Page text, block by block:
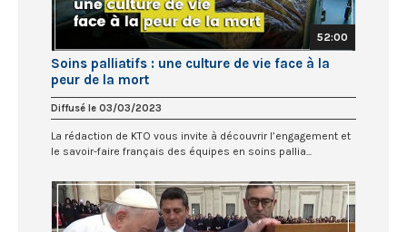
52:00
Soins palliatifs : une culture de vie face à la
peur de la mort
Diffusé le 03/03/2023
La rédaction de KTO vous invite à découvrir l’engagement et
le savoir-faire français des équipes en soins pallia...